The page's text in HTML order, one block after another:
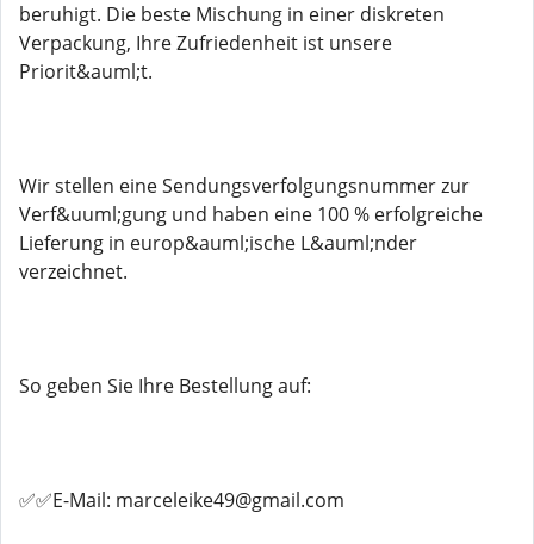
beruhigt. Die beste Mischung in einer diskreten
Verpackung, Ihre Zufriedenheit ist unsere
Priorit&auml;t.
Wir stellen eine Sendungsverfolgungsnummer zur
Verf&uuml;gung und haben eine 100 % erfolgreiche
Lieferung in europ&auml;ische L&auml;nder
verzeichnet.
So geben Sie Ihre Bestellung auf:
✅✅E-Mail: marceleike49@gmail.com